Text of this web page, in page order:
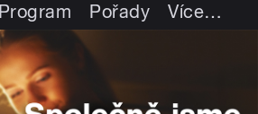
Program Pořady Více…